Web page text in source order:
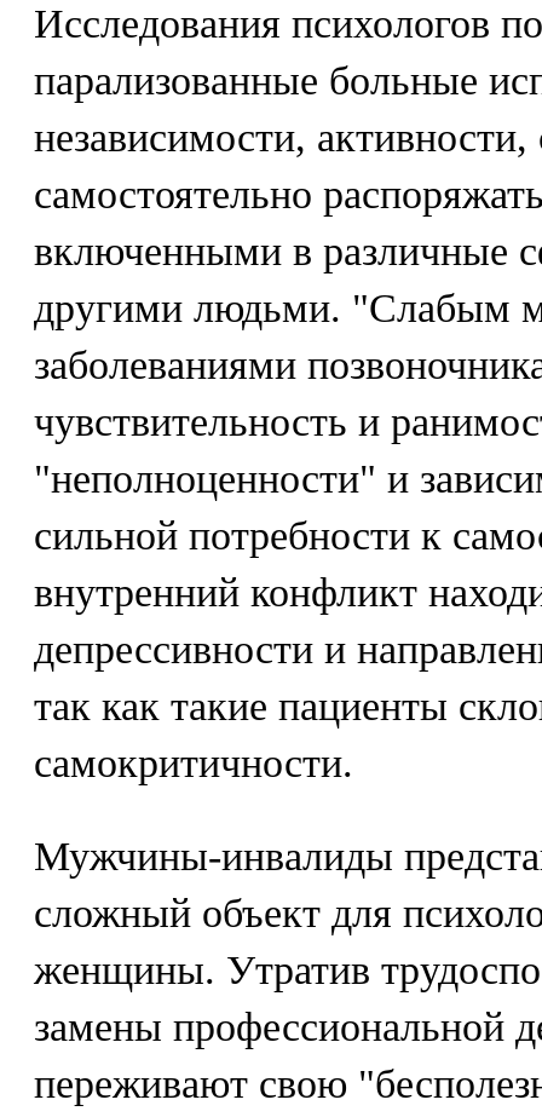
Исследования психологов
парализованные больные
независимости, активности,
самостоятельно
включенными в различные
другими людьми. "Слабым
заболеваниями
чувствительность и
"неполноценности" и
сильной потребности к
внутренний конфликт
депрессивности и
так как такие пациенты
самокритичности.
Мужчины-инвалиды
сложный объект для
женщины. Утратив
замены профессиональной
переживают свою